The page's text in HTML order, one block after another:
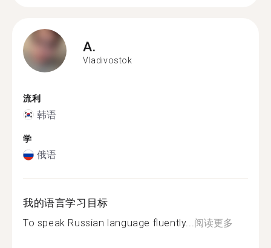
A.
Vladivostok
流利
韩语
学
俄语
我的语言学习目标
To speak Russian language fluently...阅读更多